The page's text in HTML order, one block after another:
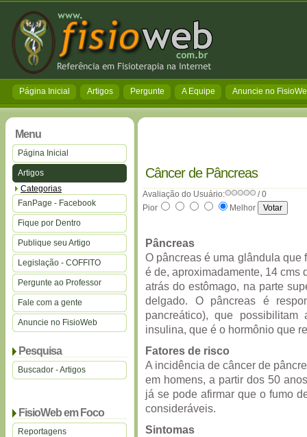
Página Inicial Artigos Pergunte A Equipe Anuncie no
Menu
Página Inicial
Artigos
Categorias
FanPage - Facebook
Fique por Dentro
Publique seu Artigo
Legislação - COFFITO
Pergunte ao Professor
Fale com a gente
Anuncie no FisioWeb
Pesquisa
Buscador - Artigos
FisioWeb em Foco
Reportagens
Câncer de Pâncreas
Avaliação do Usuário:
/ 0
Pior
Melhor
Pâncreas
O pâncreas é uma glândula que
é de, aproximadamente, 14 cms
atrás do estômago, na parte
delgado. O pâncreas é
pancreático), que
insulina, que é o hormônio que
Fatores de risco
A incidência de câncer de
em homens, a partir dos 50
já se pode afirmar que o fumo
consideráveis.
Sintomas